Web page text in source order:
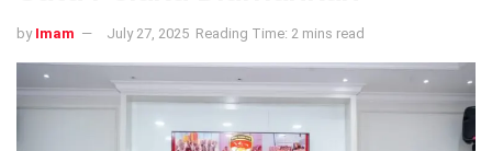
by Imam July 27, 2025 Reading Time: 2 mins read